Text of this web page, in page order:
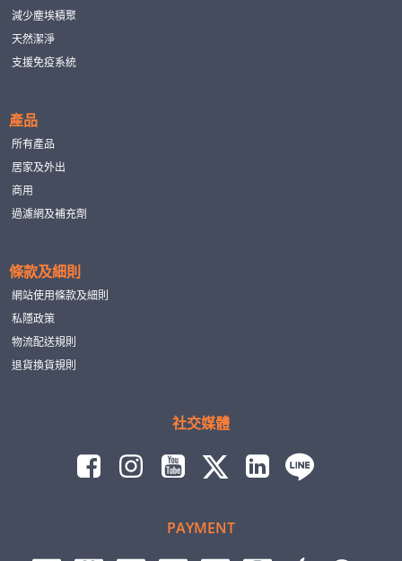
減少塵埃積聚
天然潔淨
支援免疫系統
產品
所有產品
居家及外出
商用
過濾網及補充劑
條款及細則
網站使用條款及細則
私隱政策
物流配送規則
退貨換貨規則
社交媒體
PAYMENT